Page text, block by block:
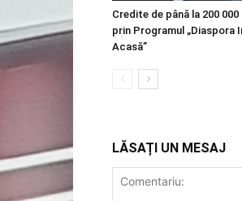
Credite de până la 200 000
prin Programul „Diaspora
Acasă”
LĂSAȚI UN MESAJ